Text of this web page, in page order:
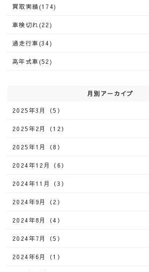
買取実績(174)
車検切れ(22)
過走行車(34)
高年式車(52)
月別アーカイブ
2025年3月（5）
2025年2月（12）
2025年1月（8）
2024年12月（6）
2024年11月（3）
2024年9月（2）
2024年8月（4）
2024年7月（5）
2024年6月（1）